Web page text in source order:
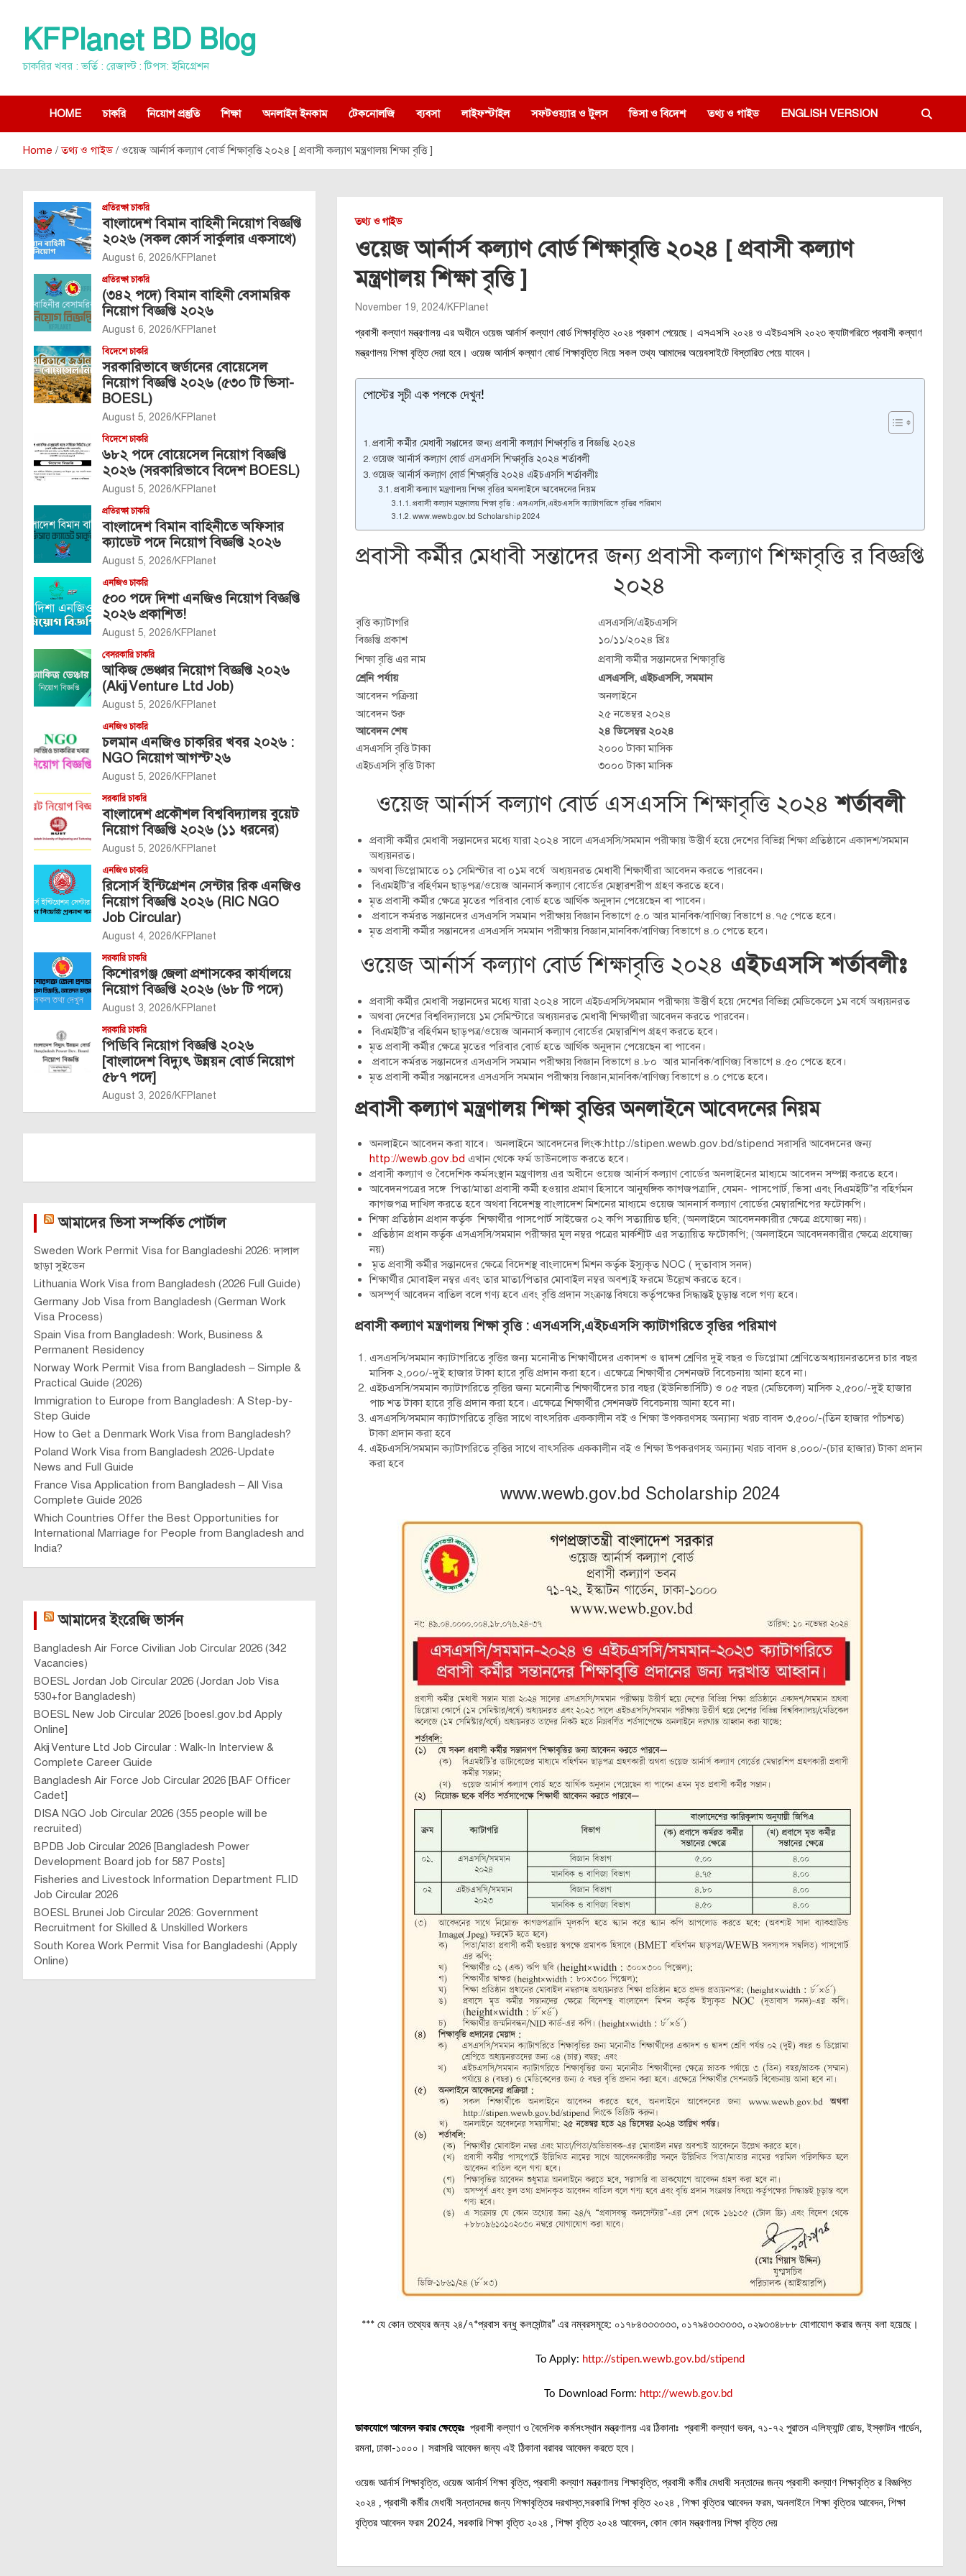
contentKFPlanet BD Blog
চাকরির খবর : ভর্তি : রেজাল্ট : টিপস: ইমিগ্রেশন
HOME চাকরি নিয়োগ প্রস্তুতি শিক্ষা অনলাইন ইনকাম টেকনোলজি ব্যবসা লাইফস্টাইল সফটওয়্যার ও টুলস ভিসা ও বিদেশ তথ্য ও গাইড ENGLISH VERSION
Home তথ্য ও গাইড ওয়েজ আর্নার্স কল্যাণ বোর্ড শিক্ষাবৃত্তি ২০২৪ [ প্রবাসী কল্যাণ মন্ত্রণালয় শিক্ষা বৃত্তি ]
তথ্য ও গাইড
ওয়েজ আর্নার্স কল্যাণ বোর্ড শিক্ষাবৃত্তি ২০২৪ [ প্রবাসী কল্যাণ
মন্ত্রণালয় শিক্ষা বৃত্তি ]
November 19, 2024 KFPlanet
প্রবাসী কল্যাণ মন্ত্রণালয় এর অধীনে ওয়েজ আর্নার্স কল্যাণ বোর্ড শিক্ষাবৃত্তি ২০২৪ প্রকাশ পেয়েছে। এসএসসি ২০২৪ ও এইচএসসি ২০২৩ ক্যাটাগরিতে প্রবাসী কল্যাণ
মন্ত্রণালয় শিক্ষা বৃত্তি দেয়া হবে। ওয়েজ আর্নার্স কল্যাণ বোর্ড শিক্ষাবৃত্তি নিয়ে সকল তথ্য আমাদের অয়েবসাইটে বিস্তারিত পেয়ে যাবেন।
পোস্টের সূচী এক পলকে দেখুন!
প্রবাসী কর্মীর মেধাবী সন্তাদের জন্য প্রবাসী কল্যাণ শিক্ষাবৃত্তি র বিজ্ঞপ্তি ২০২৪
ওয়েজ আর্নার্স কল্যাণ বোর্ড এসএসসি শিক্ষাবৃত্তি ২০২৪ শর্তাবলী
ওয়েজ আর্নার্স কল্যাণ বোর্ড শিক্ষাবৃত্তি ২০২৪ এইচএসসি শর্তাবলীঃ
প্রবাসী কল্যাণ মন্ত্রণালয় শিক্ষা বৃত্তির অনলাইনে আবেদনের নিয়ম
প্রবাসী কল্যাণ মন্ত্রণালয় শিক্ষা বৃত্তি : এসএসসি,এইচএসসি ক্যাটাগরিতে বৃত্তির পরিমাণ
www.wewb.gov.bd Scholarship 2024
প্রবাসী কর্মীর মেধাবী সন্তাদের জন্য প্রবাসী কল্যাণ শিক্ষাবৃত্তি র বিজ্ঞপ্তি
২০২৪
বৃত্তি ক্যাটাগরি
এসএসসি/এইচএসসি
বিজ্ঞপ্তি প্রকাশ
১০/১১/২০২৪ খ্রিঃ
শিক্ষা বৃত্তি এর নাম
প্রবাসী কর্মীর সন্তানদের শিক্ষাবৃত্তি
শ্রেনি পর্যায়
এসএসসি, এইচএসসি, সমমান
আবেদন পক্রিয়া
অনলাইনে
আবেদন শুরু
২৫ নভেম্বর ২০২৪
আবেদন শেষ
২৪ ডিসেম্বর ২০২৪
এসএসসি বৃত্তি টাকা
২০০০ টাকা মাসিক
এইচএসসি বৃত্তি টাকা
৩০০০ টাকা মাসিক
ওয়েজ আর্নার্স কল্যাণ বোর্ড এসএসসি শিক্ষাবৃত্তি ২০২৪ শর্তাবলী
প্রবাসী কর্মীর মেধাবী সন্তানদের মধ্যে যারা ২০২৪ সালে এসএসসি/সমমান পরীক্ষায় উত্তীর্ণ হয়ে দেশের বিভিন্ন শিক্ষা প্রতিষ্ঠানে একাদশ/সমমান
অধ্যয়নরত।
অথবা ডিপ্লোমাতে ০১ সেমিস্টার বা ০১ম বর্ষে অধ্যয়নরত মেধাবী শিক্ষার্থীরা আবেদন করতে পারবেন।
বিএমইটি’র বহির্ণমন ছাড়পত্র/ওয়েজ আননার্স কল্যাণ বোর্ডের মেস্থারশরীপ গ্রহণ করতে হবে।
মৃত প্রবাসী কর্মীর ক্ষেত্রে মৃতের পরিবার বোর্ড হতে আর্থিক অনুদান পেয়েছেন ৰা পাবেন।
প্রবাসে কর্মরত সন্তানদের এসএসসি সমমান পরীক্ষায় বিজ্ঞান বিভাগে ৫.০ আর মানবিক/বাণিজ্য বিভাগে ৪.৭৫ পেতে হবে।
মৃত প্রবাসী কর্মীর সন্তানদের এসএসসি সমমান পরীক্ষায় বিজ্ঞান,মানবিক/বাণিজ্য বিভাগে ৪.০ পেতে হবে।
ওয়েজ আর্নার্স কল্যাণ বোর্ড শিক্ষাবৃত্তি ২০২৪ এইচএসসি শর্তাবলীঃ
প্রবাসী কর্মীর মেধাবী সন্তানদের মধ্যে যারা ২০২৪ সালে এইচএসসি/সমমান পরীক্ষায় উত্তীর্ণ হয়ে দেশের বিভিন্ন মেডিকেলে ১ম বর্ষে অধ্যয়নরত
অথবা দেশের বিশ্ববিদ্যালয়ে ১ম সেমিস্টারে অধ্যয়নরত মেধাবী শিক্ষার্থীরা আবেদন করতে পারবেন।
বিএমইটি’র বহির্ণমন ছাড়পত্র/ওয়েজ আননার্স কল্যাণ বোর্ডের মেম্বারশিপ গ্রহণ করতে হবে।
মৃত প্রবাসী কর্মীর ক্ষেত্রে মৃতের পরিবার বোর্ড হতে আর্থিক অনুদান পেয়েছেন ৰা পাবেন।
প্রবাসে কর্মরত সন্তানদের এসএসসি সমমান পরীক্ষায় বিজ্ঞান বিভাগে ৪.৮০ আর মানবিক/বাণিজ্য বিভাগে ৪.৫০ পেতে হবে।
মৃত প্রবাসী কর্মীর সন্তানদের এসএসসি সমমান পরীক্ষায় বিজ্ঞান,মানবিক/বাণিজ্য বিভাগে ৪.০ পেতে হবে।
প্রবাসী কল্যাণ মন্ত্রণালয় শিক্ষা বৃত্তির অনলাইনে আবেদনের নিয়ম
অনলাইনে আবেদন করা যাবে। অনলাইনে আবেদনের লিংক:http://stipen.wewb.gov.bd/stipend সরাসরি আবেদনের জন্য
http://wewb.gov.bd এখান থেকে ফর্ম ডাউনলোড করতে হবে।
প্রবাসী কল্যাণ ও বৈদেশিক কর্মসংস্থান মন্ত্রণালয় এর অধীনে ওয়েজ আর্নার্স কল্যাণ বোর্ডের অনলাইনের মাধ্যমে আবেদন সম্পন্ন করতে হবে।
আবেদনপত্রের সঙ্গে পিতা/মাতা প্রবাসী কর্মী হওয়ার প্রমাণ হিসাবে আনুষঙ্গিক কাগজপত্রাদি, যেমন- পাসপোর্ট, ভিসা এবং বিএমইটি”র বহির্গমন
কাগজপত্র দাখিল করতে হবে অথবা বিদেশস্থ বাংলাদেশ মিশনের মাধ্যমে ওয়েজ আননার্স কল্যাণ বোর্ডের মেম্বারশিপের ফটোকপি।
শিক্ষা প্রতিষ্ঠান প্রধান কর্তৃক শিক্ষার্থীর পাসপোর্ট সাইজের ০২ কপি সত্যায়িত ছবি; (অনলাইনে আবেদনকারীর ক্ষেত্রে প্রযোজ্য নয়)।
প্রতিষ্ঠান প্রধান কর্তৃক এসএসসি/সমমান পরীক্ষার মূল নম্বর পত্রের মার্কশীট এর সত্যায়িত ফটোকপি; (অনলাইনে আবেদনকারীর ক্ষেত্রে প্রযোজ্য
নয়)
মৃত প্রবাসী কর্মীর সন্তানদের ক্ষেত্রে বিদেশস্থ বাংলাদেশ মিশন কর্তৃক ইস্যুকৃত NOC ( দূতাবাস সনদ)
শিক্ষার্থীর মোবাইল নম্বর এবং তার মাতা/পিতার মোবাইল নম্বর অবশ্যই ফরমে উল্লেখ করতে হবে।
অসম্পূর্ণ আবেদন বাতিল বলে গণ্য হবে এবং বৃত্তি প্রদান সংক্রান্ত বিষয়ে কর্তৃপক্ষের সিদ্ধান্তই চুড়ান্ত বলে গণ্য হবে।
প্রবাসী কল্যাণ মন্ত্রণালয় শিক্ষা বৃত্তি : এসএসসি,এইচএসসি ক্যাটাগরিতে বৃত্তির পরিমাণ
এসএসসি/সমমান ক্যাটাগরিতে বৃত্তির জন্য মনোনীত শিক্ষার্থীদের একাদশ ও দ্বাদশ শ্রেণির দুই বছর ও ডিপ্লোমা শ্রেণিতেঅধ্যায়নরতদের চার বছর
মাসিক ২,০০০/-দুই হাজার টাকা হারে বৃত্তি প্রদান করা হবে। এক্ষেত্রে শিক্ষার্থীর সেশনজট বিবেচনায় আনা হবে না।
এইচএসসি/সমমান ক্যাটাগরিতে বৃত্তির জন্য মনোনীত শিক্ষার্থীদের চার বছর (ইউনিভার্সিটি) ও ০৫ বছর (মেডিকেল) মাসিক ২,৫০০/-দুই হাজার
পাচ শত টাকা হারে বৃত্তি প্রদান করা হবে। এক্ষেত্রে শিক্ষার্থীর সেশনজট বিবেচনায় আনা হবে না।
এসএসসি/সমমান ক্যাটাগরিতে বৃত্তির সাথে বাৎসরিক এককালীন বই ও শিক্ষা উপকরণসহ অন্যান্য খরচ বাবদ ৩,৫০০/-(তিন হাজার পাঁচশত)
টাকা প্রদান করা হবে
এইচএসসি/সমমান ক্যাটাগরিতে বৃত্তির সাথে বাৎসরিক এককালীন বই ও শিক্ষা উপকরণসহ অন্যান্য খরচ বাবদ ৪,০০০/-(চার হাজার) টাকা প্রদান
করা হবে
www.wewb.gov.bd Scholarship 2024
*** যে কোন তথ্যের জন্য ২৪/৭*প্রবাস বন্ধু কলসেন্টার” এর নম্বরসমূহে: ০১৭৮৪৩৩৩৩৩৩, ০১৭৯৪৩৩৩৩৩৩, ০২৯৩৩৪৮৮৮ যোগাযোগ করার জন্য বলা হয়েছে।
To Apply: http://stipen.wewb.gov.bd/stipend
To Download Form: http://wewb.gov.bd
ডাকযোগে আবেদন করার ক্ষেত্রেঃপ্রবাসী কল্যাণ ও বৈদেশিক কর্মসংস্থান মন্ত্রণালয় এর ঠিকানাঃ প্রবাসী কল্যাণ ভবন, ৭১-৭২ পুরাতন এলিফ্যান্ট রোড, ইস্কাটন গার্ডেন,
রমনা, ঢাকা-১০০০। সরাসরি আবেদন জন্য এই ঠিকানা বরাবর আবেদন করতে হবে।
ওয়েজ আর্নার্স শিক্ষাবৃত্তি, ওয়েজ আর্নার্স শিক্ষা বৃত্তি, প্রবাসী কল্যাণ মন্ত্রণালয় শিক্ষাবৃত্তি, প্রবাসী কর্মীর মেধাবী সন্তাদের জন্য প্রবাসী কল্যাণ শিক্ষাবৃত্তি র বিজ্ঞপ্তি
২০২৪ , প্রবাসী কর্মীর মেধাবী সন্তানদের জন্য শিক্ষাবৃত্তির দরখাস্ত,সরকারি শিক্ষা বৃত্তি ২০২৪ , শিক্ষা বৃত্তির আবেদন ফরম, অনলাইনে শিক্ষা বৃত্তির আবেদন, শিক্ষা
বৃত্তির আবেদন ফরম 2024, সরকারি শিক্ষা বৃত্তি ২০২৪ , শিক্ষা বৃত্তি ২০২৪ আবেদন, কোন কোন মন্ত্রণালয় শিক্ষা বৃত্তি দেয়
প্রতিরক্ষা চাকরি
বাংলাদেশ বিমান বাহিনী নিয়োগ বিজ্ঞপ্তি
২০২৬ (সকল কোর্স সার্কুলার একসাথে)
August 6, 2026 KFPlanet
প্রতিরক্ষা চাকরি
(৩৪২ পদে) বিমান বাহিনী বেসামরিক
নিয়োগ বিজ্ঞপ্তি ২০২৬
August 6, 2026 KFPlanet
বিদেশে চাকরি
সরকারিভাবে জর্ডানের বোয়েসেল
নিয়োগ বিজ্ঞপ্তি ২০২৬ (৫৩০ টি ভিসা-
BOESL)
August 5, 2026 KFPlanet
বিদেশে চাকরি
৬৮২ পদে বোয়েসেল নিয়োগ বিজ্ঞপ্তি
২০২৬ (সরকারিভাবে বিদেশ BOESL)
August 5, 2026 KFPlanet
প্রতিরক্ষা চাকরি
বাংলাদেশ বিমান বাহিনীতে অফিসার
ক্যাডেট পদে নিয়োগ বিজ্ঞপ্তি ২০২৬
August 5, 2026 KFPlanet
এনজিও চাকরি
৫০০ পদে দিশা এনজিও নিয়োগ বিজ্ঞপ্তি
২০২৬ প্রকাশিত!
August 5, 2026 KFPlanet
বেসরকারি চাকরি
আকিজ ভেঞ্চার নিয়োগ বিজ্ঞপ্তি ২০২৬
(Akij Venture Ltd Job)
August 5, 2026 KFPlanet
এনজিও চাকরি
চলমান এনজিও চাকরির খবর ২০২৬ :
NGO নিয়োগ আগস্ট’২৬
August 5, 2026 KFPlanet
সরকারি চাকরি
বাংলাদেশ প্রকৌশল বিশ্ববিদ্যালয় বুয়েট
নিয়োগ বিজ্ঞপ্তি ২০২৬ (১১ ধরনের)
August 5, 2026 KFPlanet
এনজিও চাকরি
রিসোর্স ইন্টিগ্রেশন সেন্টার রিক এনজিও
নিয়োগ বিজ্ঞপ্তি ২০২৬ (RIC NGO
Job Circular)
August 4, 2026 KFPlanet
সরকারি চাকরি
কিশোরগঞ্জ জেলা প্রশাসকের কার্যালয়ে
নিয়োগ বিজ্ঞপ্তি ২০২৬ (৬৮ টি পদে)
August 3, 2026 KFPlanet
সরকারি চাকরি
পিডিবি নিয়োগ বিজ্ঞপ্তি ২০২৬
[বাংলাদেশ বিদ্যুৎ উন্নয়ন বোর্ড নিয়োগ
৫৮৭ পদে]
August 3, 2026 KFPlanet
আমাদের ভিসা সম্পর্কিত পোর্টাল
Sweden Work Permit Visa for Bangladeshi 2026: দালাল
ছাড়া সুইডেন
Lithuania Work Visa from Bangladesh (2026 Full Guide)
Germany Job Visa from Bangladesh (German Work
Visa Process)
Spain Visa from Bangladesh: Work, Business &
Permanent Residency
Norway Work Permit Visa from Bangladesh – Simple &
Practical Guide (2026)
Immigration to Europe from Bangladesh: A Step-by-
Step Guide
How to Get a Denmark Work Visa from Bangladesh?
Poland Work Visa from Bangladesh 2026-Update
News and Full Guide
France Visa Application from Bangladesh – All Visa
Complete Guide 2026
Which Countries Offer the Best Opportunities for
International Marriage for People from Bangladesh and
India?
আমাদের ইংরেজি ভার্সন
Bangladesh Air Force Civilian Job Circular 2026 (342
Vacancies)
BOESL Jordan Job Circular 2026 (Jordan Job Visa
530+for Bangladesh)
BOESL New Job Circular 2026 [boesl.gov.bd Apply
Online]
Akij Venture Ltd Job Circular : Walk-In Interview &
Complete Career Guide
Bangladesh Air Force Job Circular 2026 [BAF Officer
Cadet]
DISA NGO Job Circular 2026 (355 people will be
recruited)
BPDB Job Circular 2026 [Bangladesh Power
Development Board job for 587 Posts]
Fisheries and Livestock Information Department FLID
Job Circular 2026
BOESL Brunei Job Circular 2026: Government
Recruitment for Skilled & Unskilled Workers
South Korea Work Permit Visa for Bangladeshi (Apply
Online)